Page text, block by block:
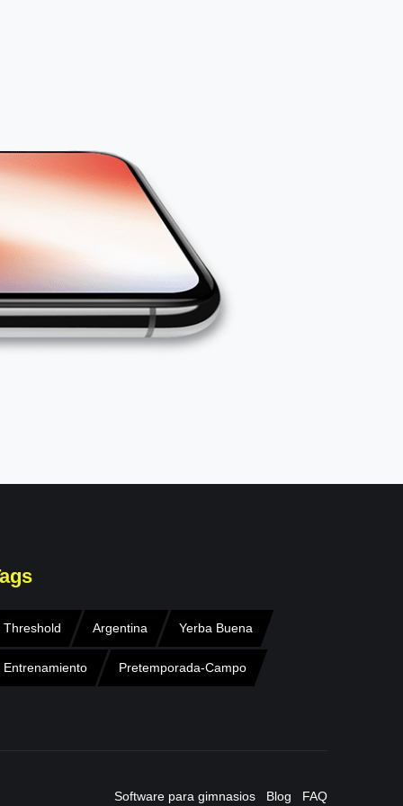
Threshold Argentina Yerba Buena
Entrenamiento Pretemporada-Campo
Software para gimnasios Blog FAQ